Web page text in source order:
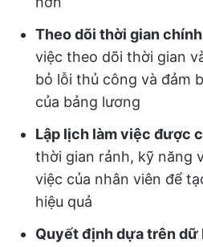
Theo dõi thời gian
việc theo dõi thời gian
bỏ lỗi thủ công và đảm
của bảng lương
Lập lịch làm việc được
thời gian rảnh, kỹ năng
việc của nhân viên để
hiệu quả
Quyết định dựa trên dữ